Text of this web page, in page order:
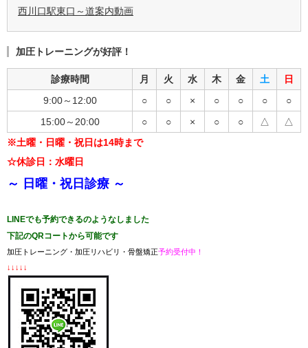
西川口駅東口～道案内動画
加圧トレーニングが好評！
診療時間 月 火 水 木 金 土
日
9:00～12:00
○ ○ × ○ ○ ○
○
15:00～20:00
○ ○ × ○ ○ △
△
※土曜・日曜・祝日は14時まで
☆休診日：水曜日
～ 日曜・祝日診療 ～
LINEでも予約できるのようなしました
下記のQRコートから可能です
加圧トレーニング・加圧リハビリ・骨盤矯正予約受付中！
↓↓↓↓↓